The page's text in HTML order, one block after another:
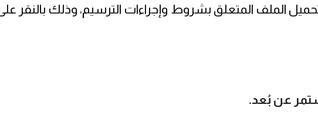
الملف المتعلق بشروط وإجراءات الترسيم، وذلك بالنقر
عن بُعد.